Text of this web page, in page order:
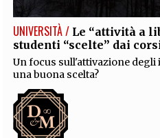
UNIVERSITÀ / Le “attività a
studenti “scelte” dai
Un focus sull'attivazione degli
una buona scelta?